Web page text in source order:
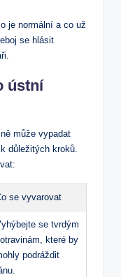
je normální a co už
se hlásit
ústní
může vypadat
důležitých kroků.
se vyvarovat
se tvrdým
které by
podráždit